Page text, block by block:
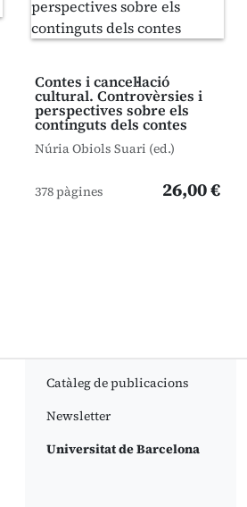
Contes i cancel·lació
cultural. Controvèrsies i
perspectives sobre els
continguts dels contes
Núria Obiols Suari (ed.)
378 pàgines 26,00 €
Catàleg de publicacions
Newsletter
Universitat de Barcelona